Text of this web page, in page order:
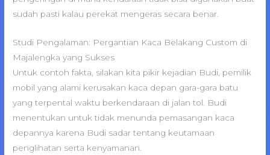
sudah pasti kalau perekat mengeras secara benar.
Studi Pengalaman: Pergantian Kaca Belakang Custom di
Majalengka yang Sukses
Untuk contoh fakta, silakan kita pikir kejadian Budi, pemilik
mobil yang alami kerusakan kaca depan gara-gara batu
yang terpental waktu berkendaraan di jalan tol. Budi
menentukan untuk tidak menunda pemasangan kaca
depannya karena Budi sadar tentang keutamaan
penglihatan serta kenyamanan.